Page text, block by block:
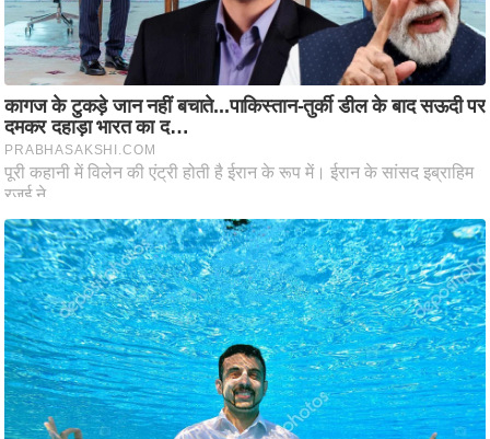
.
आ
.
आ
ई
.
चा
य
प
र
स
मी
क्षा
ध